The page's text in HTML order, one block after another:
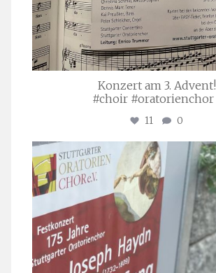
Konzert am 3. Advent!
#choir #oratorienchor
11 0
stuttgarter_oratorienchor
Juli 23